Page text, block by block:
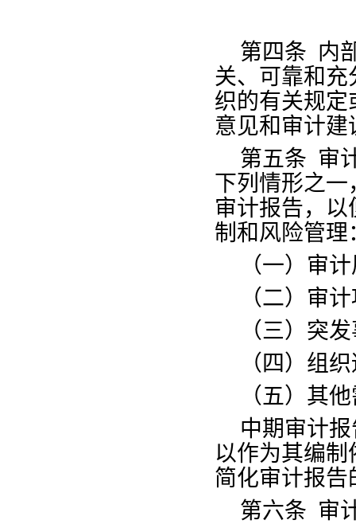
第四条 内
关、可靠和
织的有关规
意见和审计
第五条 审
下列情形之
审计报告，
制和风险管理
（一）审
（二）审
（三）突
（四）组
（五）其
中期审计
以作为其编
简化审计报告
第六条 审